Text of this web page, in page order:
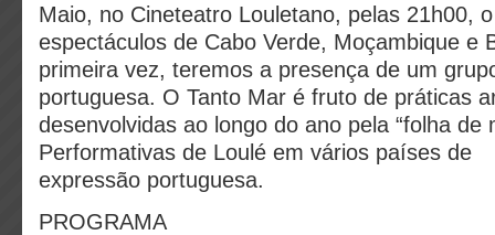
Maio, no Cineteatro Louletano, pelas 21h00,
espectáculos de Cabo Verde, Moçambique e
primeira vez, teremos a presença de um
portuguesa. O Tanto Mar é fruto de práticas
desenvolvidas ao longo do ano pela “folha de
Performativas de Loulé em vários países de
expressão portuguesa.
PROGRAMA